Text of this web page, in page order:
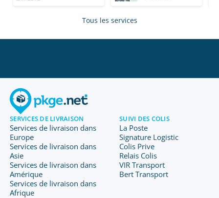
Tous les services
SERVICES DE LIVRAISON
Services de livraison dans
Europe
Services de livraison dans
Asie
Services de livraison dans
Amérique
Services de livraison dans
Afrique
SUIVI DES COLIS
La Poste
Signature Logistic
Colis Prive
Relais Colis
VIR Transport
Bert Transport